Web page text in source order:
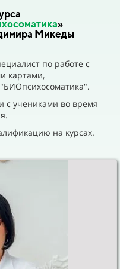
»
Микеды
по работе с
картами,
с учениками во время
на курсах.